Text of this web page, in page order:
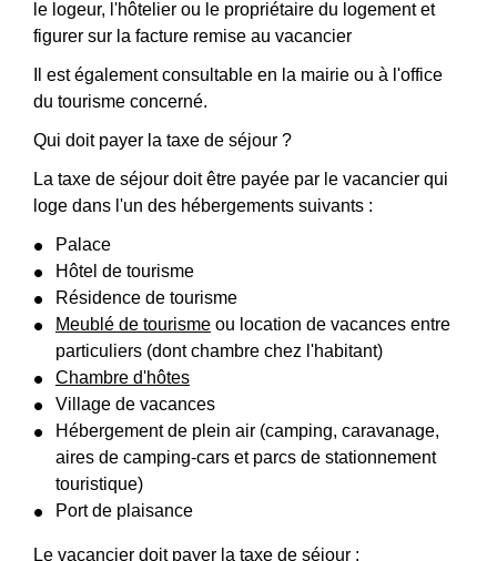
le logeur, l'hôtelier ou le propriétaire du logement et
figurer sur la facture remise au vacancier
Il est également consultable en la mairie ou à l'office
du tourisme concerné.
Qui doit payer la taxe de séjour ?
La taxe de séjour doit être payée par le vacancier qui
loge dans l'un des hébergements suivants :
Palace
Hôtel de tourisme
Résidence de tourisme
Meublé de tourisme ou location de vacances entre
particuliers (dont chambre chez l'habitant)
Chambre d'hôtes
Village de vacances
Hébergement de plein air (camping, caravanage,
aires de camping-cars et parcs de stationnement
touristique)
Port de plaisance
Le vacancier doit payer la taxe de séjour :